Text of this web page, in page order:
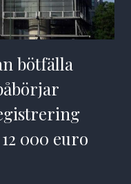
bötfälla
000 euro